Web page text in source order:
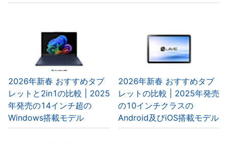
2026年新春 おすすめタブ
レットと2in1の比較 | 2025
年発売の14インチ超の
Windows搭載モデル
2026年新春 おすすめタブ
レットの比較 | 2025年発売
の10インチクラスの
Android及びiOS搭載モデル